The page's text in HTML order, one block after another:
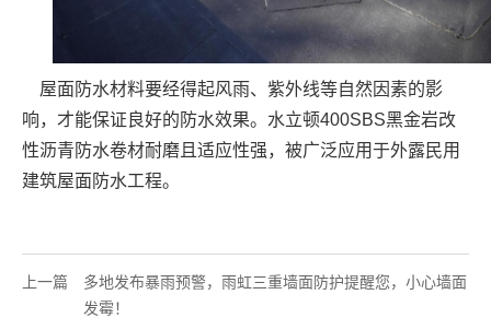
屋面防水材料要经得起风雨、紫外线等自然因素的影
响，才能保证良好的防水效果。水立顿400SBS黑金岩改
性沥青防水卷材耐磨且适应性强，被广泛应用于外露民用
建筑屋面防水工程。
上一篇
多地发布暴雨预警，雨虹三重墙面防护提醒您，小心墙面
发霉！